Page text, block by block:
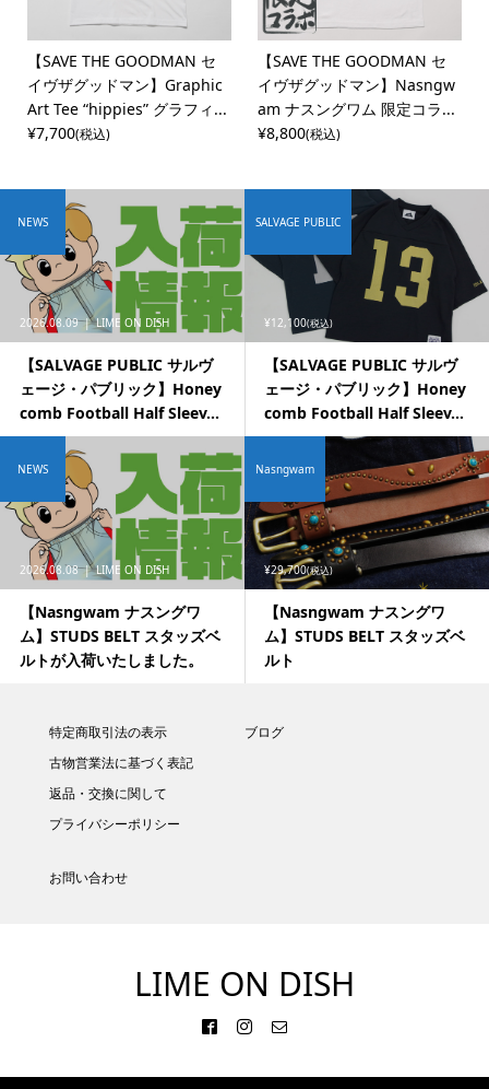
【SAVE THE GOODMAN セ
イヴザグッドマン】Graphic
Art Tee “hippies” グラフィ...
¥7,700(税込)
【SAVE THE GOODMAN セ
イヴザグッドマン】Nasngw
am ナスングワム 限定コラ...
¥8,800(税込)
2026.08.09 LIME ON DISH
【SALVAGE PUBLIC サルヴ
ェージ・パブリック】Honey
comb Football Half Sleev...
NEWS
¥12,100(税込)
【SALVAGE PUBLIC サルヴ
ェージ・パブリック】Honey
comb Football Half Sleev...
SALVAGE PUBLIC
2026.08.08 LIME ON DISH
【Nasngwam ナスングワ
ム】STUDS BELT スタッズベ
ルトが入荷いたしました。
NEWS
¥29,700(税込)
【Nasngwam ナスングワ
ム】STUDS BELT スタッズベ
ルト
Nasngwam
特定商取引法の表示
古物営業法に基づく表記
返品・交換に関して
プライバシーポリシー
ブログ
お問い合わせ
LIME ON DISH